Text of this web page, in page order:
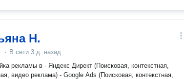
Н.
· В сети 3 д. назад
рекламы в - Яндекс Директ (Поисковая, контекстная,
реклама) - Google Ads (Поисковая, контекстная,